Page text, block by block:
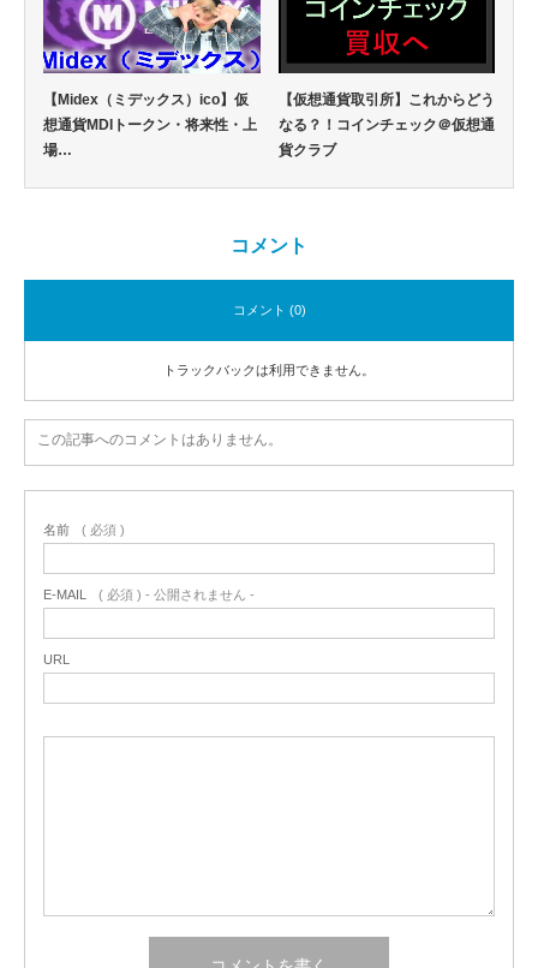
【Midex（ミデックス）ico】仮
想通貨MDIトークン・将来性・上
場…
【仮想通貨取引所】これからどう
なる？！コインチェック＠仮想通
貨クラブ
コメント
コメント (0)
トラックバックは利用できません。
この記事へのコメントはありません。
名前 ( 必須 )
E-MAIL ( 必須 ) - 公開されません -
URL